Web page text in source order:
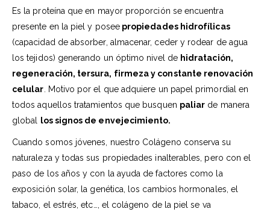
Es la proteína que en mayor proporción se encuentra
presente en la piel y poseepropiedades hidrofílicas
(capacidad de absorber, almacenar, ceder y rodear de agua
los tejidos) generando un óptimo nivel de hidratación,
regeneración, tersura, firmeza y constante renovación
celular . Motivo por el que adquiere un papel primordial en
todos aquellos tratamientos que busquen paliar de manera
global
los signos de envejecimiento.
Cuando somos jóvenes, nuestro Colágeno conserva su
naturaleza y todas sus propiedades inalterables, pero con el
paso de los años y con la ayuda de factores como la
exposición solar, la genética, los cambios hormonales, el
tabaco, el estrés, etc…, el colágeno de la piel se va